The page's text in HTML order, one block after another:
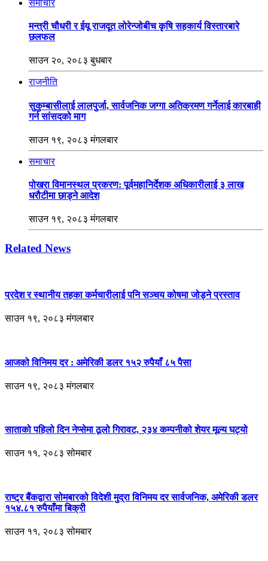
समाचार
मन्त्री चौधरी र ईयू राजदूत लोरेन्जोबीच कृषि सहकार्य विस्तारबारे
छलफल
साउन २०, २०८३ बुधबार
राजनीति
सुकुम्बासीलाई लालपुर्जा, सार्वजनिक जग्गा अतिक्रमण गर्नेलाई कारबाही
गर्न सांसदको माग
साउन १९, २०८३ मंगलबार
समाचार
पोखरा विमानस्थल प्रकरण: पूर्वमहानिर्देशक अधिकारीलाई ३ लाख
धरौटीमा छाड्ने आदेश
साउन १९, २०८३ मंगलबार
Related News
प्रदेश र स्थानीय तहका कर्मचारीलाई पनि सञ्चय कोषमा जोड्ने प्रस्ताव
साउन १९, २०८३ मंगलबार
आजको विनिमय दर : अमेरिकी डलर १५२ रुपैयाँ ८५ पैसा
साउन १९, २०८३ मंगलबार
साताको पहिलो दिन नेप्सेमा ठूलो गिरावट, २३४ कम्पनीको शेयर मूल्य घट्यो
साउन ११, २०८३ सोमबार
राष्ट्र बैंकद्वारा सोमबारको विदेशी मुद्रा विनिमय दर सार्वजनिक, अमेरिकी डलर
१५४.८१ रुपैयाँमा बिक्री
साउन ११, २०८३ सोमबार